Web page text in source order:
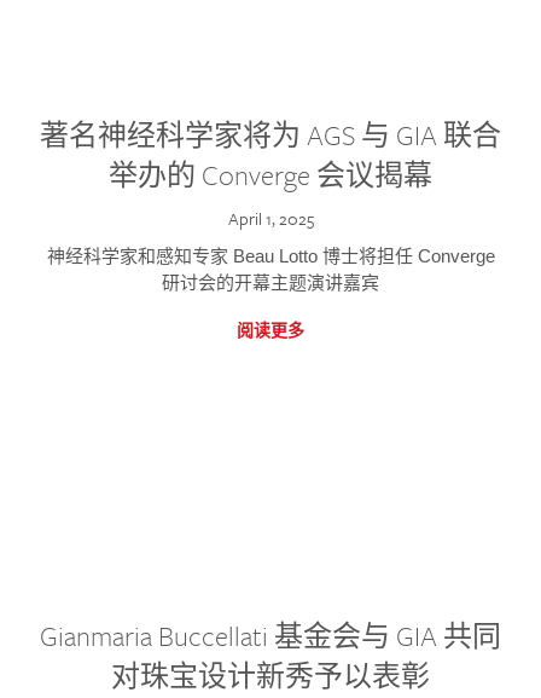
著名神经科学家将为 AGS 与 GIA 联合
举办的 Converge 会议揭幕
April 1, 2025
神经科学家和感知专家 Beau Lotto 博士将担任 Converge
研讨会的开幕主题演讲嘉宾
阅读更多
Gianmaria Buccellati 基金会与 GIA 共同
对珠宝设计新秀予以表彰